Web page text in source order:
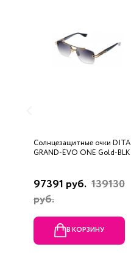
Солнцезащитные очки DITA
GRAND-EVO ONE Gold-BLK
97391 руб. 139130
руб.
В КОРЗИНУ